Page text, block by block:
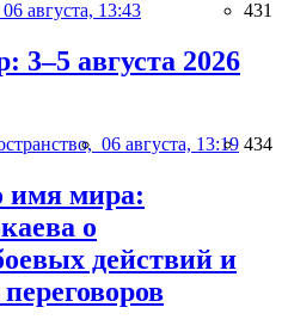
06 августа, 13:43 431
3–5 августа 2026
06 августа, 13:19 434
имя мира:
о
действий и